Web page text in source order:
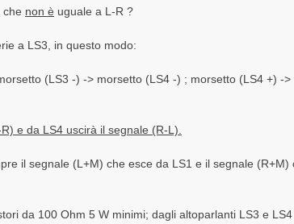
che non è uguale a L-R ?
a LS3, in questo modo:
(LS3 -) -> morsetto (LS4 -) ; morsetto (LS4 +) ->
e da LS4 uscirà il segnale (R-L).
il segnale (L+M) che esce da LS1 e il segnale (R+M)
da 100 Ohm 5 W minimi; dagli altoparlanti LS3 e